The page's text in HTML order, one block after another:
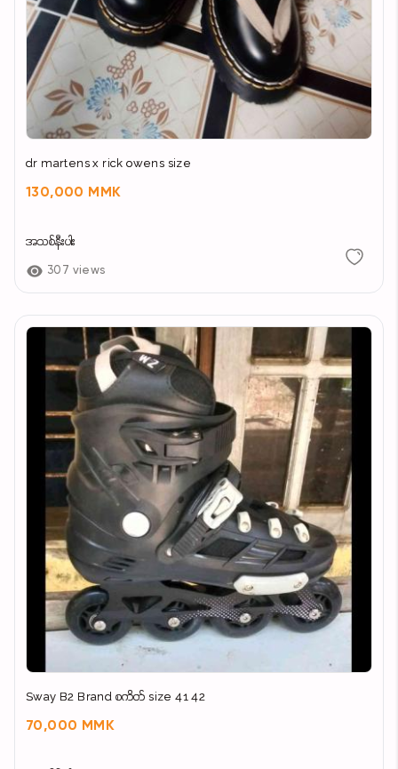
dr martens x rick owens size
130,000 MMK
အသစ်နီးပါး
307 views
Sway B2 Brand စကိတ် size 41 42
70,000 MMK